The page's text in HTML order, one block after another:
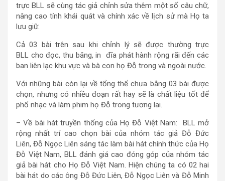
trực BLL sẽ cùng tác giả chỉnh sửa thêm một số câu chữ,
nâng cao tính khái quát và chính xác về lịch sử mà Họ ta
lưu giữ.
Cả 03 bài trên sau khi chỉnh lý sẽ được thường trực
BLL cho đọc, thu băng, in đĩa phát hành rộng rãi đến các
ban liên lạc khu vực và bà con họ Đỗ trong và ngoài nước.
Với những bài còn lại về tổng thể chưa bằng 03 bài được
chọn, nhưng có nhiều đoạn rất hay sẽ là chất liệu tốt để
phổ nhạc và làm phim họ Đỗ trong tương lai.
– Về bài hát truyền thống của Họ Đỗ Việt Nam: BLL mở
rộng nhất trí cao chọn bài của nhóm tác giả Đỗ Đức
Liên, Đỗ Ngọc Liên sáng tác làm bài hát chính thức của Họ
Đỗ Việt Nam, BLL đánh giá cao đóng góp của nhóm tác
giả bài hát cho Họ Đỗ Việt Nam. Hiện chúng ta có 02 hai
bài hát do các ông Đỗ Đức Liên, Đỗ Ngọc Liên và Đỗ Minh